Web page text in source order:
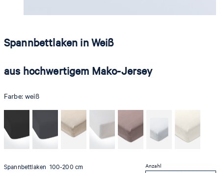
Spannbettlaken in Weiß
aus hochwertigem Mako-Jersey
Farbe:weiß
Spannbettlaken 100-200 cm
Anzahl